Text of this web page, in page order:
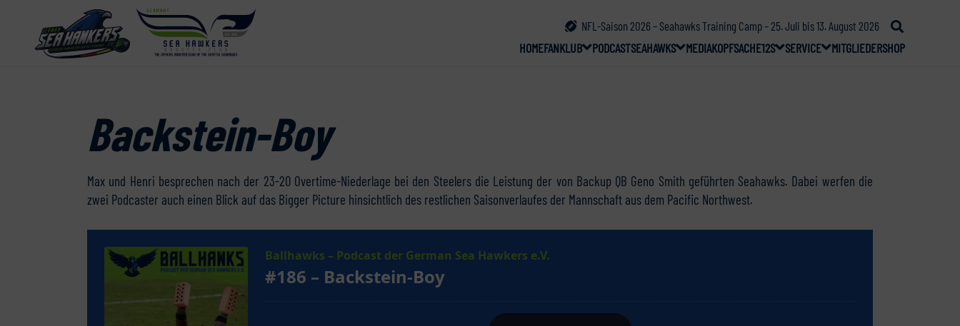
NFL-Saison 2026 – Seahawks Training Camp – 25. Juli bis 13. August 2026
HOMEFANKLUB PODCASTSEAHAWKS MEDIAKOPFSACHE12S SERVICE MITGLIEDERSHOP
Backstein-Boy
Max und Henri besprechen nach der 23-20 Overtime-Niederlage bei den Steelers die Leistung der von Backup QB Geno Smith geführten Seahawks. Dabei werfen die
zwei Podcaster auch einen Blick auf das Bigger Picture hinsichtlich des restlichen Saisonverlaufes der Mannschaft aus dem Pacific Northwest.